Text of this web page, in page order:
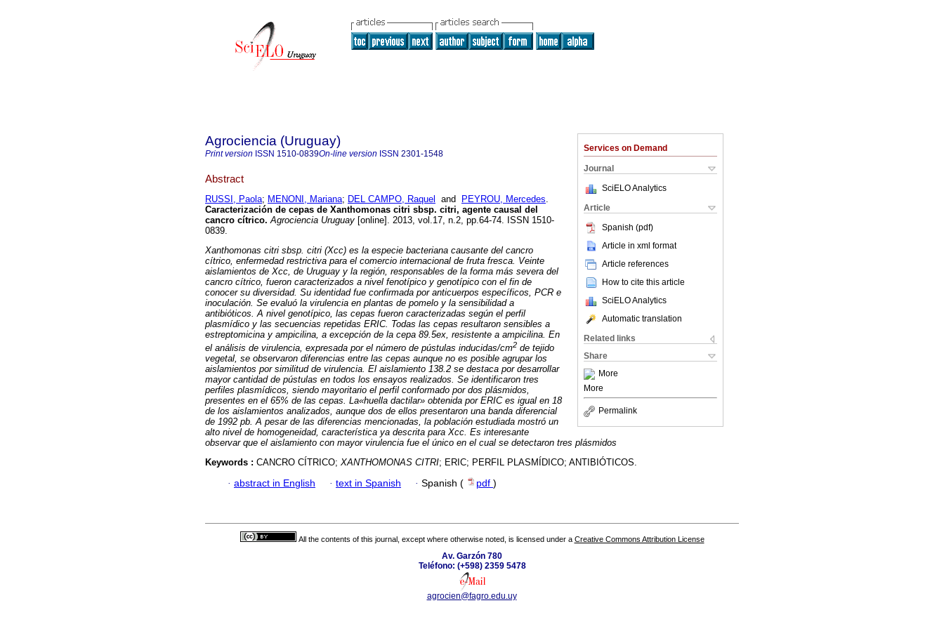
Services on Demand
Journal
SciELO Analytics
Article
Spanish (pdf)
Article in xml format
Article references
How to cite this article
SciELO Analytics
Automatic translation
Related links
Share
More
More
Permalink
Agrociencia (Uruguay)
Print version ISSN 1510-0839On-line version ISSN 2301-1548
Abstract
RUSSI, Paola; MENONI, Mariana; DEL CAMPO, Raquel and PEYROU, Mercedes.
Caracterización de cepas de Xanthomonas citri sbsp. citri, agente causal del
cancro cítrico. Agrociencia Uruguay [online]. 2013, vol.17, n.2, pp.64-74. ISSN 1510-
0839.
Xanthomonas citri sbsp. citri (Xcc) es la especie bacteriana causante del cancro
cítrico, enfermedad restrictiva para el comercio internacional de fruta fresca. Veinte
aislamientos de Xcc, de Uruguay y la región, responsables de la forma más severa del
cancro cítrico, fueron caracterizados a nivel fenotípico y genotípico con el fin de
conocer su diversidad. Su identidad fue confirmada por anticuerpos específicos, PCR e
inoculación. Se evaluó la virulencia en plantas de pomelo y la sensibilidad a
antibióticos. A nivel genotípico, las cepas fueron caracterizadas según el perfil
plasmídico y las secuencias repetidas ERIC. Todas las cepas resultaron sensibles a
estreptomicina y ampicilina, a excepción de la cepa 89.5ex, resistente a ampicilina. En
el análisis de virulencia, expresada por el número de pústulas inducidas/cm2 de tejido
vegetal, se observaron diferencias entre las cepas aunque no es posible agrupar los
aislamientos por similitud de virulencia. El aislamiento 138.2 se destaca por desarrollar
mayor cantidad de pústulas en todos los ensayos realizados. Se identificaron tres
perfiles plasmídicos, siendo mayoritario el perfil conformado por dos plásmidos,
presentes en el 65% de las cepas. La«huella dactilar» obtenida por ERIC es igual en 18
de los aislamientos analizados, aunque dos de ellos presentaron una banda diferencial
de 1992 pb. A pesar de las diferencias mencionadas, la población estudiada mostró un
alto nivel de homogeneidad, característica ya descrita para Xcc. Es interesante
observar que el aislamiento con mayor virulencia fue el único en el cual se detectaron tres plásmidos
Keywords : CANCRO CÍTRICO; XANTHOMONAS CITRI; ERIC; PERFIL PLASMÍDICO; ANTIBIÓTICOS.
· abstract in English · text in Spanish · Spanish ( pdf )
All the contents of this journal, except where otherwise noted, is licensed under a Creative Commons Attribution License
Av. Garzón 780
Teléfono: (+598) 2359 5478
agrocien@fagro.edu.uy